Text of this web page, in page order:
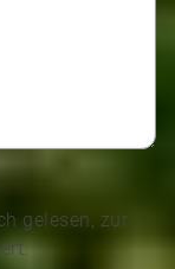
gelesen, zur